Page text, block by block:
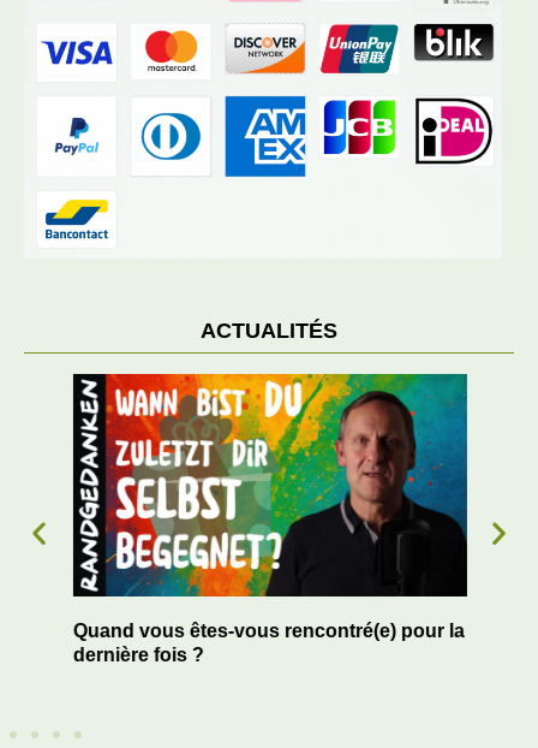
ACTUALITÉS
Quand vous êtes-vous rencontré(e) pour la
dernière fois ?